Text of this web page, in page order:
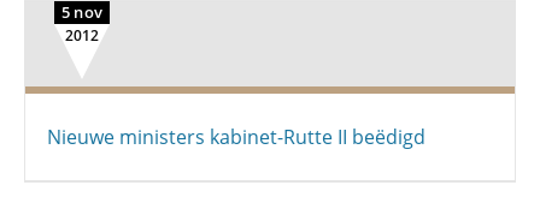
5 nov
2012
Nieuwe ministers kabinet-Rutte II beëdigd